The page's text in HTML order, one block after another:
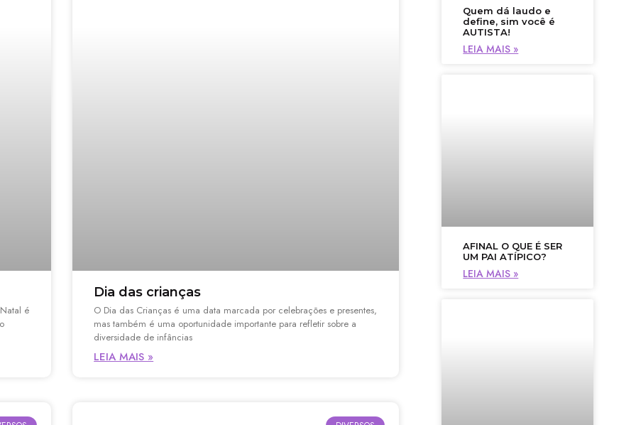
é
Dia das crianças
O Dia das Crianças é uma data marcada por celebrações e presentes,
mas também é uma oportunidade importante para refletir sobre a
diversidade de infâncias
LEIA MAIS »
Quem dá laudo e
define, sim você é
AUTISTA!
LEIA MAIS »
AFINAL O QUE É SER
UM PAI ATÍPICO?
LEIA MAIS »